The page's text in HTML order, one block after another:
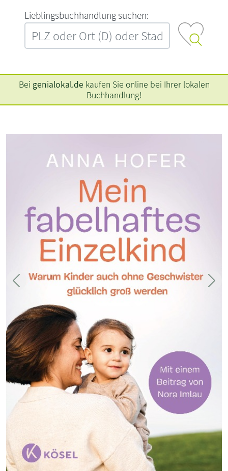
L‍i‍e‍b‍l‍i‍n‍g‍s‍b‍u‍c‍h‍h‍a‍n‍d‍l‍u‍n‍g‍ ‍s‍u‍c‍h‍e‍n‍:‍
Bei genialokal.de kaufen Sie online bei Ihrer lokalen
Buchhandlung!
Zurück